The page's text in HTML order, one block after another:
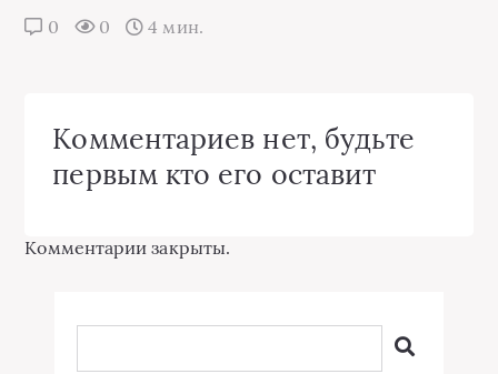
0 0 4 мин.
Комментариев нет, будьте
первым кто его оставит
Комментарии закрыты.